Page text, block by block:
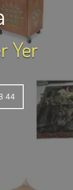
Yer
44